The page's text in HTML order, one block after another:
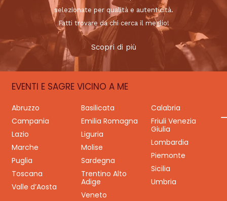
selezionate per qualità e autenticità.
Fatti trovare da chi cerca il meglio!
Scopri di più
EVENTI E SAGRE VICINO A ME
Abruzzo Basilicata
Calabria
Campania
Emilia Romagna
Friuli Venezia
Giulia
Lazio
Liguria
Lombardia
Marche
Molise
Piemonte
Puglia
Sardegna
Sicilia
Toscana
Trentino Alto
Adige
Umbria
Valle d’Aosta
Veneto